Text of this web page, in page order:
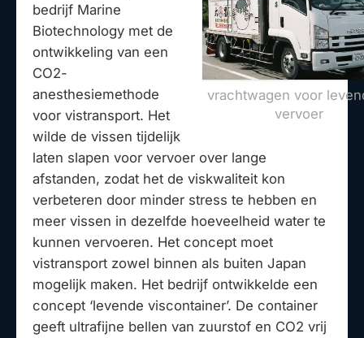
vrachtwagen voor
vervoer
bedrijf Marine
Biotechnology met de
ontwikkeling van een
CO2-
anesthesiemethode
voor vistransport. Het
wilde de vissen tijdelijk
laten slapen voor vervoer over lange
afstanden, zodat het de viskwaliteit kon
verbeteren door minder stress te hebben en
meer vissen in dezelfde hoeveelheid water te
kunnen vervoeren. Het concept moet
vistransport zowel binnen als buiten Japan
mogelijk maken. Het bedrijf ontwikkelde een
concept ‘levende viscontainer’. De container
geeft ultrafijne bellen van zuurstof en CO2 vrij